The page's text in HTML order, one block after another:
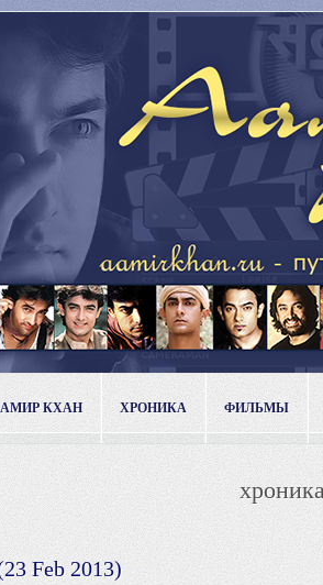
КХАН ХРОНИКА ФИЛЬМЫ
Feb 2013)